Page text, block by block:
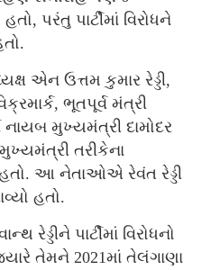
પરંતુ પાર્ટીમાં વિરોધને
એન ઉત્તમ કુમાર રેડ્ડી,
ભૂતપૂર્વ મંત્રી
નાયબ મુખ્યમંત્રી દામોદર
મુખ્યમંત્રી તરીકેના
આ નેતાઓએ રેવંત રેડ્ડી
હતો.
રેડ્ડીને પાર્ટીમાં વિરોધનો
તેમને 2021માં તેલંગાણા